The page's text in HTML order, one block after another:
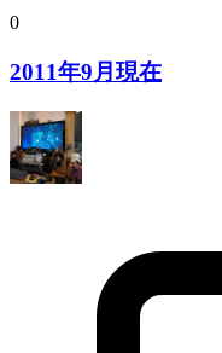
0
2011年9月現在